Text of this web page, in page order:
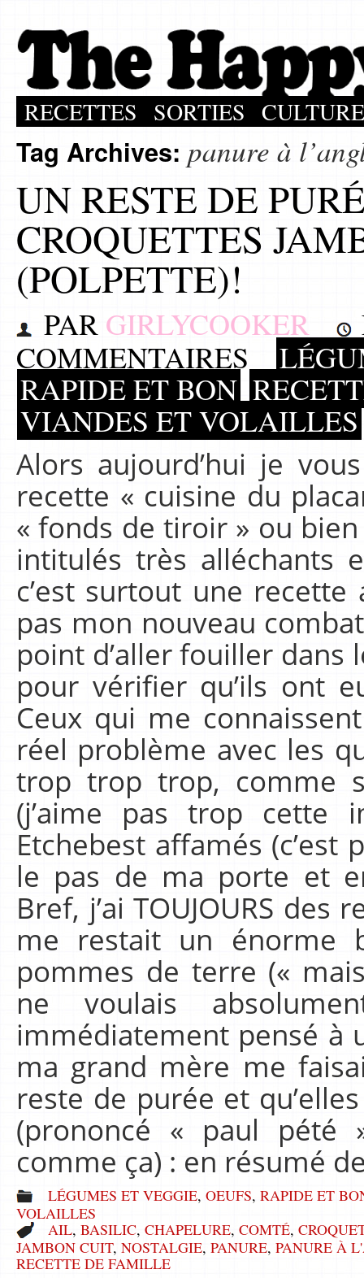
RECETTES SORTIES CULTURE
Tag Archives: panure à
UN RESTE DE
CROQUETTES
(POLPETTE)!
PAR GIRLYCOOKER
COMMENTAIRES
RAPIDE ET BON
VIANDES ET VOLAILLES
Alors aujourd’hui je
recette « cuisine du
« fonds de tiroir » ou
intitulés très alléchants
c’est surtout une recette
pas mon nouveau
point d’aller fouiller dans
pour vérifier qu’ils ont
Ceux qui me
réel problème avec les
trop trop trop, comme
(j’aime pas trop cette
Etchebest affamés
le pas de ma porte et
Bref, j’ai TOUJOURS des
me restait un énorme
pommes de terre («
ne voulais
immédiatement pensé à
ma grand mère me
reste de purée et
(prononcé « paul pété
comme ça) : en résumé
LÉGUMES ET VEGGIE, OEUFS, RAPIDE ET
VOLAILLES
AIL, BASILIC, CHAPELURE, COMTÉ,
JAMBON CUIT, NOSTALGIE, PANURE, PANURE À
RECETTE DE FAMILLE